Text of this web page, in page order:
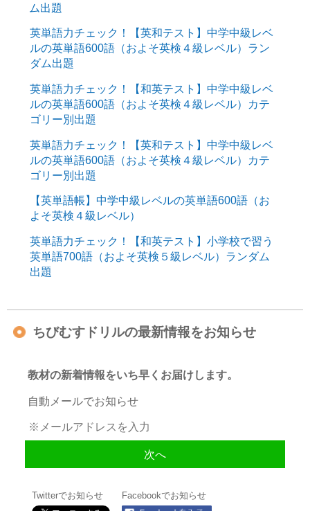
ム出題
英単語力チェック！【英和テスト】中学中級レベ
ルの英単語600語（およそ英検４級レベル）ラン
ダム出題
英単語力チェック！【和英テスト】中学中級レベ
ルの英単語600語（およそ英検４級レベル）カテ
ゴリー別出題
英単語力チェック！【英和テスト】中学中級レベ
ルの英単語600語（およそ英検４級レベル）カテ
ゴリー別出題
【英単語帳】中学中級レベルの英単語600語（お
よそ英検４級レベル）
英単語力チェック！【和英テスト】小学校で習う
英単語700語（およそ英検５級レベル）ランダム
出題
ちびむすドリルの最新情報をお知らせ
教材の新着情報をいち早くお届けします。
自動メールでお知らせ
Twitterでお知らせ Facebookでお知らせ